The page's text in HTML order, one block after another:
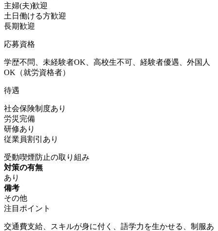
主婦(夫)歓迎
土日働ける方歓迎
長期歓迎
応募資格
学歴不問、未経験者OK、高校生不可、経験者優遇、外国人
OK（就労資格者）
待遇
社会保険制度あり
労災完備
研修あり
従業員割引あり
受動喫煙防止の取り組み
対策の有無
あり
備考
その他
注目ポイント
交通費支給、スキルが身に付く、語学力を生かせる、制服あ